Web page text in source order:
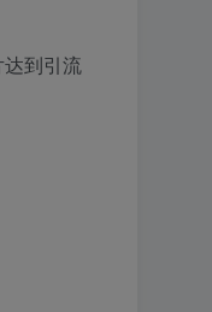
到引流